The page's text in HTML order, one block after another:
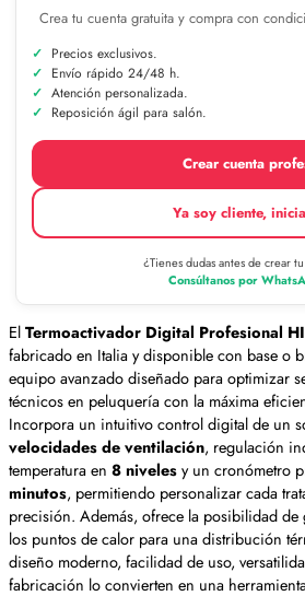
Crea tu cuenta gratuita y compra con
Precios exclusivos.
Envío rápido 24/48 h.
Atención personalizada.
Reposición ágil para salón.
Crear cuenta
Ya soy cliente,
¿Tienes dudas antes de crear
Consúltanos por
ElTermoactivador Digital Profesional
fabricado en Italia y disponible con base o
equipo avanzado diseñado para optimizar
técnicos en peluquería con la máxima
Incorpora un intuitivo control digital de un
velocidades de ventilación, regulación
temperatura en 8 nivelesy un cronómetro
minutos, permitiendo personalizar cada
precisión. Además, ofrece la posibilidad
los puntos de calor para una distribución
diseño moderno, facilidad de uso,
fabricación lo convierten en una